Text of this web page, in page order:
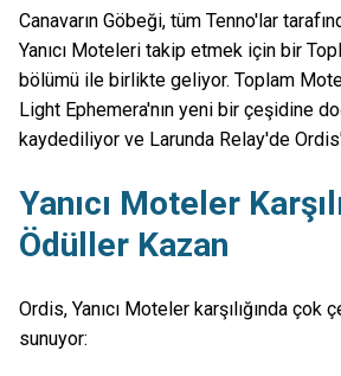
Canavarın Göbeği, tüm Tenno'lar
Yanıcı Moteleri takip etmek için bir
bölümü ile birlikte geliyor. Toplam Mote
Light Ephemera'nın yeni bir çeşidine
kaydediliyor ve Larunda Relay'de
Yanıcı Moteler
Ödüller Kazan
Ordis, Yanıcı Moteler karşılığında çok
sunuyor: